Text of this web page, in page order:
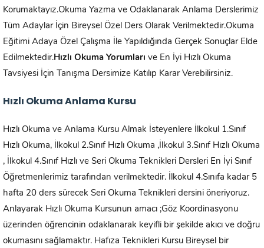
Korumaktayız.Okuma Yazma ve Odaklanarak Anlama Derslerimiz
Tüm Adaylar İçin Bireysel Özel Ders Olarak Verilmektedir.Okuma
Eğitimi Adaya Özel Çalışma İle Yapıldığında Gerçek Sonuçlar Elde
Edilmektedir.Hızlı Okuma Yorumları ve En İyi Hızlı Okuma
Tavsiyesi İçin Tanışma Dersimize Katılıp Karar Verebilirsiniz.
Hızlı Okuma Anlama Kursu
Hızlı Okuma ve Anlama Kursu Almak İsteyenlere İlkokul 1.Sınıf
Hızlı Okuma, İlkokul 2.Sınıf Hızlı Okuma ,İlkokul 3.Sınıf Hızlı Okuma
, İlkokul 4.Sınıf Hızlı ve Seri Okuma Teknikleri Dersleri En İyi Sınıf
Öğretmenlerimiz tarafından verilmektedir. İlkokul 4.Sınıfa kadar 5
hafta 20 ders sürecek Seri Okuma Teknikleri dersini öneriyoruz.
Anlayarak Hızlı Okuma Kursunun amacı ;Göz Koordinasyonu
üzerinden öğrencinin odaklanarak keyifli bir şekilde akıcı ve doğru
okumasını sağlamaktır. Hafıza Teknikleri Kursu Bireysel bir